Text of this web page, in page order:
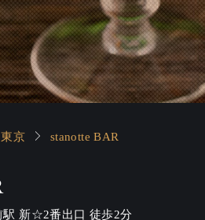
東京 stanotte BAR
駅 新☆2番出口 徒歩2分